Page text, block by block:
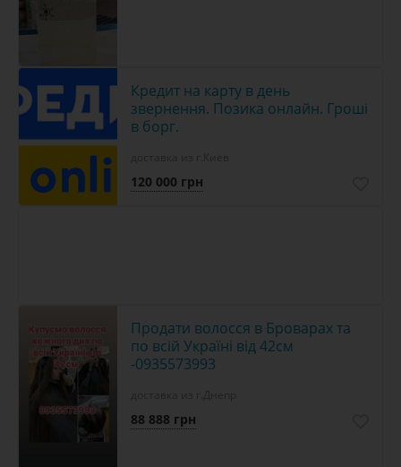
Кредит на карту в день
звернення. Позика онлайн. Гроші
в борг.
120 000 грн
Продати волосся в Броварах та
по всій Україні від 42см
-0935573993
88 888 грн